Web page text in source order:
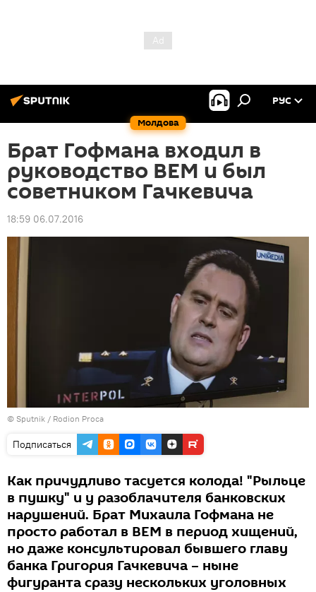
Молдова
РУС
Брат Гофмана входил в
руководство BEM и был
советником Гачкевича
18:59 06.07.2016
© Sputnik / Rodion Proca
Подписаться
Как причудливо тасуется колода! "Рыльце
в пушку" и у разоблачителя банковских
нарушений. Брат Михаила Гофмана не
просто работал в ВЕМ в период хищений,
но даже консультировал бывшего главу
банка Григория Гачкевича – ныне
фигуранта сразу нескольких уголовных